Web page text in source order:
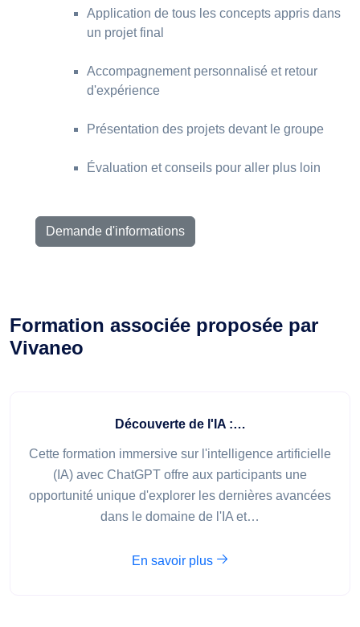
Application de tous les concepts appris dans
un projet final
Accompagnement personnalisé et retour
d'expérience
Présentation des projets devant le groupe
Évaluation et conseils pour aller plus loin
Demande d'informations
Formation associée proposée par
Vivaneo
Découverte de l'IA :…
Cette formation immersive sur l'intelligence artificielle
(IA) avec ChatGPT offre aux participants une
opportunité unique d'explorer les dernières avancées
dans le domaine de l'IA et…
En savoir plus